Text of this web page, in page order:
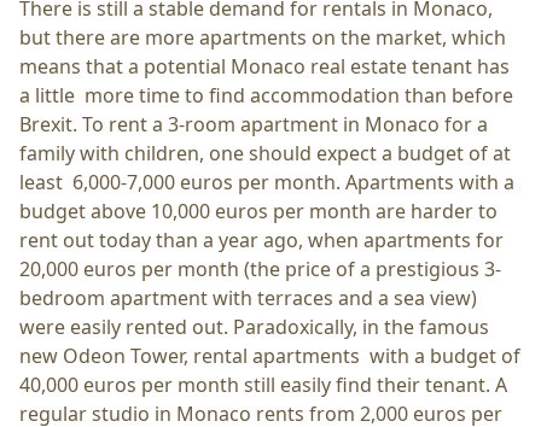
There is still a stable demand for rentals in Monaco,
but there are more apartments on the market, which
means that a potential Monaco real estate tenant has
a little more time to find accommodation than before
Brexit. To rent a 3-room apartment in Monaco for a
family with children, one should expect a budget of at
least 6,000-7,000 euros per month. Apartments with a
budget above 10,000 euros per month are harder to
rent out today than a year ago, when apartments for
20,000 euros per month (the price of a prestigious 3-
bedroom apartment with terraces and a sea view)
were easily rented out. Paradoxically, in the famous
new Odeon Tower, rental apartments with a budget of
40,000 euros per month still easily find their tenant. A
regular studio in Monaco rents from 2,000 euros per